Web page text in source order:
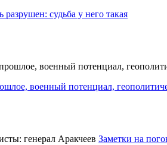
судьба у него такая
военный потенциал,
Заметки на